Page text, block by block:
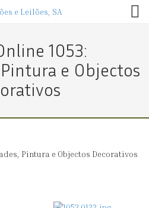
1053:
e Objectos
Pintura e Objectos Decorativos